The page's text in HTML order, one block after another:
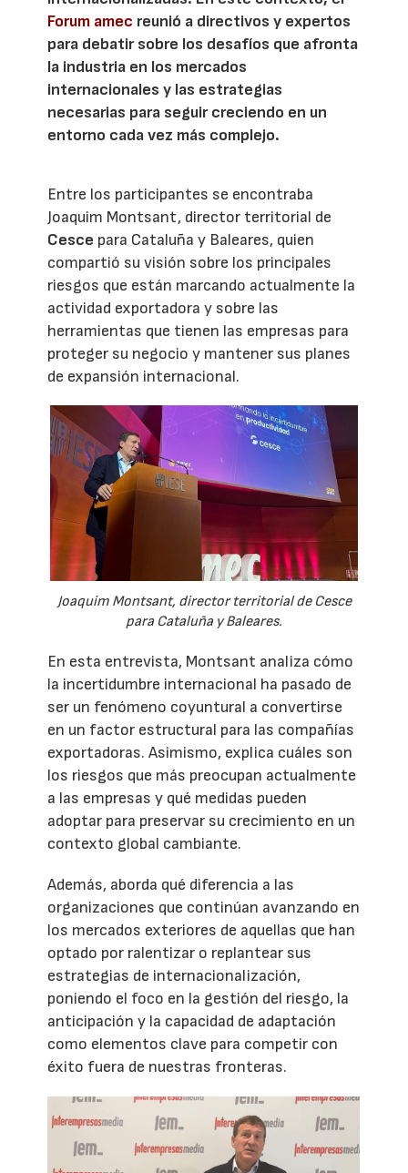
Forum amec reunió a directivos y expertos
para debatir sobre los desafíos que afronta
la industria en los mercados
internacionales y las estrategias
necesarias para seguir creciendo en un
entorno cada vez más complejo.
Entre los participantes se encontraba
Joaquim Montsant, director territorial de
Cesce para Cataluña y Baleares, quien
compartió su visión sobre los principales
riesgos que están marcando actualmente la
actividad exportadora y sobre las
herramientas que tienen las empresas para
proteger su negocio y mantener sus planes
de expansión internacional.
Joaquim Montsant, director territorial de Cesce
para Cataluña y Baleares.
En esta entrevista, Montsant analiza cómo
la incertidumbre internacional ha pasado de
ser un fenómeno coyuntural a convertirse
en un factor estructural para las compañías
exportadoras. Asimismo, explica cuáles son
los riesgos que más preocupan actualmente
a las empresas y qué medidas pueden
adoptar para preservar su crecimiento en un
contexto global cambiante.
Además, aborda qué diferencia a las
organizaciones que continúan avanzando en
los mercados exteriores de aquellas que han
optado por ralentizar o replantear sus
estrategias de internacionalización,
poniendo el foco en la gestión del riesgo, la
anticipación y la capacidad de adaptación
como elementos clave para competir con
éxito fuera de nuestras fronteras.